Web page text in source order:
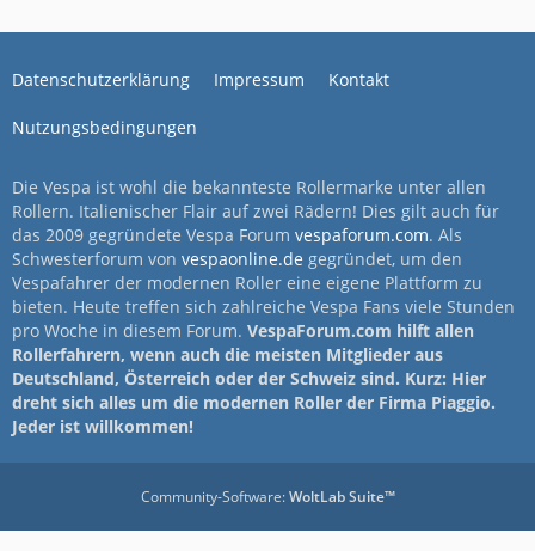
Datenschutzerklärung Impressum Kontakt
Nutzungsbedingungen
Die Vespa ist wohl die bekannteste Rollermarke unter allen
Rollern. Italienischer Flair auf zwei Rädern! Dies gilt auch für
das 2009 gegründete Vespa Forum vespaforum.com. Als
Schwesterforum von vespaonline.de gegründet, um den
Vespafahrer der modernen Roller eine eigene Plattform zu
bieten. Heute treffen sich zahlreiche Vespa Fans viele Stunden
pro Woche in diesem Forum. VespaForum.com hilft allen
Rollerfahrern, wenn auch die meisten Mitglieder aus
Deutschland, Österreich oder der Schweiz sind. Kurz: Hier
dreht sich alles um die modernen Roller der Firma Piaggio.
Jeder ist willkommen!
Community-Software:WoltLab Suite™